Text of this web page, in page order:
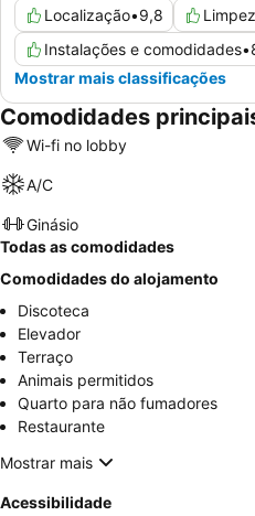
Localização•9,8
Instalações e comodidades•
Mostrar mais classificações
Comodidades
Wi-fi no lobby
A/C
Ginásio
Todas as comodidades
Comodidades do alojamento
Discoteca
Elevador
Terraço
Animais permitidos
Quarto para não fumadores
Restaurante
Mostrar mais
Acessibilidade